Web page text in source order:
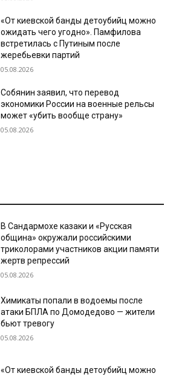
«От киевской банды детоубийц можно
ожидать чего угодно». Памфилова
встретилась с Путиным после
жеребьевки партий
05.08.2026
Собянин заявил, что перевод
экономики России на военные рельсы
может «убить вообще страну»
05.08.2026
В Сандармохе казаки и «Русская
община» окружали российскими
триколорами участников акции памяти
жертв репрессий
05.08.2026
Химикаты попали в водоемы после
атаки БПЛА по Домодедово — жители
бьют тревогу
05.08.2026
«От киевской банды детоубийц можно